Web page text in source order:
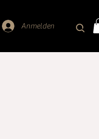
Anmelden